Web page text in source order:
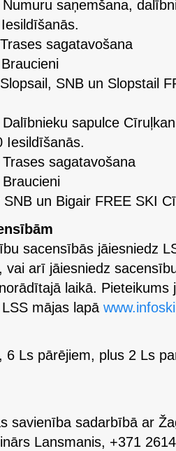
saņemšana,
sagatavošana
SNB un Slopstail
sapulce
Iesildīšanās.
sagatavošana
un Bigair FREE SKI
sacensībās jāiesniedz
vai arī jāiesniedz
laikā. Pieteikums
mājas lapā
6 Ls pārējiem, plus 2 Ls
savienība sadarbībā ar
Lansmanis, +371